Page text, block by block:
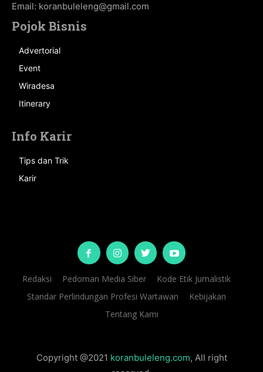
Email: koranbuleleng@gmail.com
Pojok Bisnis
Advertorial
Event
Wiradesa
Itinerary
Info Karir
Tips dan Trik
Karir
Redaksi Pedoman Media Siber
Kode Etik Jurnalistik
Standar Perlindungan Profesi Wartawan
Kebijakan
Tentang Kami
Copyright @2021 koranbuleleng.com, All right